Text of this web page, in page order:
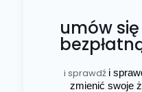
umów
i sprawdź i
zmienić swoje